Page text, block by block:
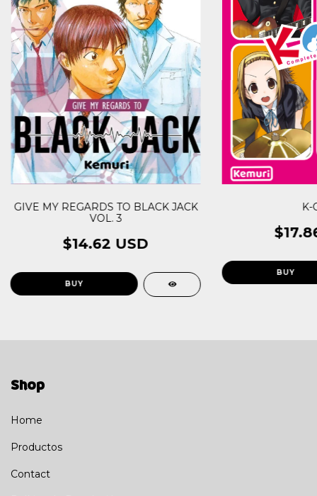
GIVE MY REGARDS TO BLACK JACK
VOL. 3
$14.62 USD
K-
Shop
Home
Productos
Contact